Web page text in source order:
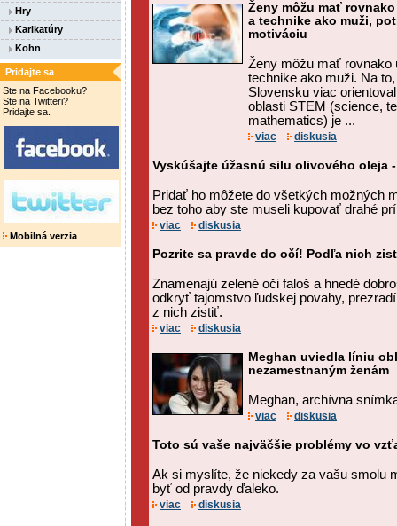
Hry
Karikatúry
Kohn
Pridajte sa
Ste na Facebooku?
Ste na Twitteri?
Pridajte sa.
Mobilná verzia
Ženy môžu mať
a technike ako muži,
motiváciu
Ženy môžu mať rovnako
technike ako muži. Na
Slovensku viac
oblasti STEM (science,
mathematics) je ...
viac diskusia
Vyskúšajte úžasnú silu olivového oleja
Pridať ho môžete do všetkých možných
bez toho aby ste museli kupovať drahé
viac diskusia
Pozrite sa pravde do očí! Podľa nich
Znamenajú zelené oči faloš a hnedé
odkryť tajomstvo ľudskej povahy,
z nich zistiť.
viac diskusia
Meghan uviedla líniu
nezamestnaným ženám
Meghan, archívna
viac diskusia
Toto sú vaše najväčšie problémy vo
Ak si myslíte, že niekedy za vašu smolu
byť od pravdy ďaleko.
viac diskusia